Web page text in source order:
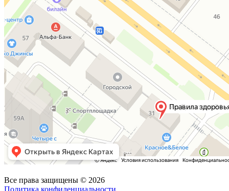
Все права защищены © 2026
Политика конфиденциальности